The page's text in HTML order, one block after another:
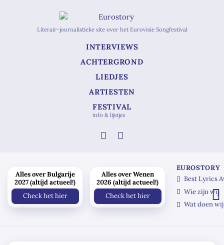
Literair-journalistieke site over het Eurovisie Songfestival
INTERVIEWS
ACHTERGROND
LIEDJES
ARTIESTEN
FESTIVAL
info & lijstjes
Alles over Bulgarije
2027 (altijd actueel!)
Check het hier
Alles over Wenen
2026 (altijd actueel!)
Check het hier
EUROSTORY
Best Lyrics
Wie zijn wij
Wat doen wij